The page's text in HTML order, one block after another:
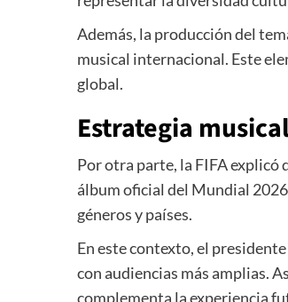
Además, la producción del
musical internacional. Este
global.
Estrategia
Por otra parte, la FIFA explicó
álbum oficial del Mundial
géneros y países.
En este contexto, el
con audiencias más amplias.
complementa la experiencia